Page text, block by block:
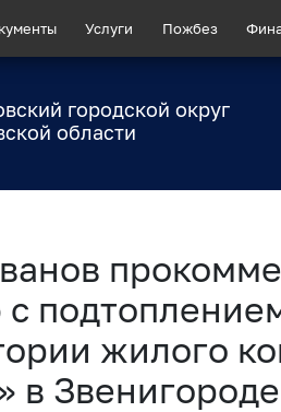
Услуги Пожбез
городской округ
области
жилого
в Звенигороде